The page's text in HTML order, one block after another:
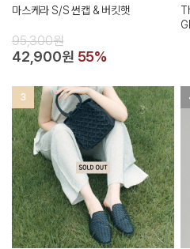
마스케라 S/S 썬캡 & 버킷햇
95,300원
42,900원 55%
3